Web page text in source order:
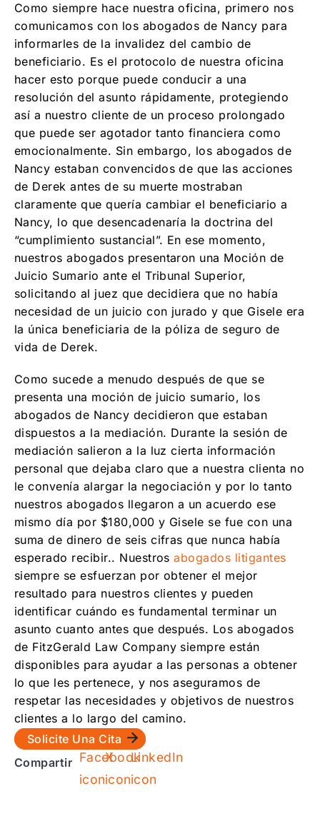
Como siempre hace nuestra oficina, primero nos
comunicamos con los abogados de Nancy para
informarles de la invalidez del cambio de
beneficiario. Es el protocolo de nuestra oficina
hacer esto porque puede conducir a una
resolución del asunto rápidamente, protegiendo
así a nuestro cliente de un proceso prolongado
que puede ser agotador tanto financiera como
emocionalmente. Sin embargo, los abogados de
Nancy estaban convencidos de que las acciones
de Derek antes de su muerte mostraban
claramente que quería cambiar el beneficiario a
Nancy, lo que desencadenaría la doctrina del
“cumplimiento sustancial”. En ese momento,
nuestros abogados presentaron una Moción de
Juicio Sumario ante el Tribunal Superior,
solicitando al juez que decidiera que no había
necesidad de un juicio con jurado y que Gisele era
la única beneficiaria de la póliza de seguro de
vida de Derek.
Como sucede a menudo después de que se
presenta una moción de juicio sumario, los
abogados de Nancy decidieron que estaban
dispuestos a la mediación. Durante la sesión de
mediación salieron a la luz cierta información
personal que dejaba claro que a nuestra clienta no
le convenía alargar la negociación y por lo tanto
nuestros abogados llegaron a un acuerdo ese
mismo día por $180,000 y Gisele se fue con una
suma de dinero de seis cifras que nunca había
esperado recibir.. Nuestrosabogados litigantes
siempre se esfuerzan por obtener el mejor
resultado para nuestros clientes y pueden
identificar cuándo es fundamental terminar un
asunto cuanto antes que después. Los abogados
de FitzGerald Law Company siempre están
disponibles para ayudar a las personas a obtener
lo que les pertenece, y nos aseguramos de
respetar las necesidades y objetivos de nuestros
clientes a lo largo del camino.
Solicite Una Cita
Compartir